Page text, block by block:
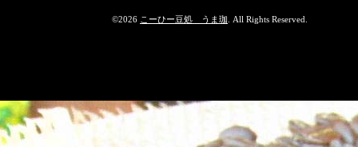
©2026 こーひー豆処 うま珈 . All Rights Reserved.